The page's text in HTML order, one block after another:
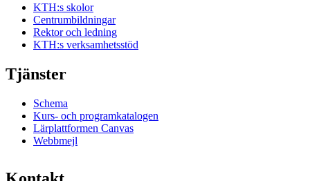
KTH:s skolor
Centrumbildningar
Rektor och ledning
KTH:s verksamhetsstöd
Tjänster
Schema
Kurs- och programkatalogen
Lärplattformen Canvas
Webbmejl